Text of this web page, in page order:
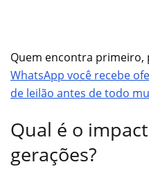
Quem encontra primeiro,
WhatsApp você recebe
de leilão antes de todo
Qual é o
gerações?